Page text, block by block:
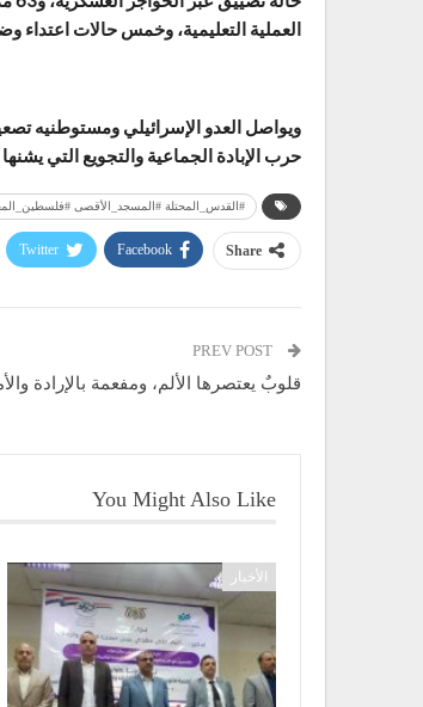
العملية التعليمية، وخمس حالات اعتداء
ويواصل العدو الإسرائيلي ومستوطنيه
حرب الإبادة الجماعية والتجويع التي
#القدس_المحتلة #المسجد_الأقصى
Share
Facebook
Twitter
قلوبٌ يعتصرها الألم، ومفعمة بالإرادة
You Might Also Like
الأخبار